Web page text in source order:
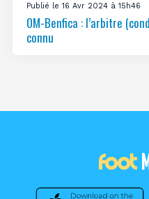
Publié le 16 Avr 2024 à 15h46
OM-Benfica : l’arbitre
connu